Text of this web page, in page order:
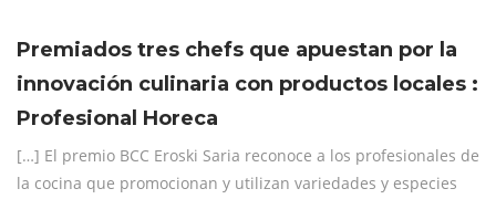
Premiados tres chefs que apuestan por la
innovación culinaria con productos locales :
Profesional Horeca
[…] El premio BCC Eroski Saria reconoce a los profesionales de
la cocina que promocionan y utilizan variedades y especies